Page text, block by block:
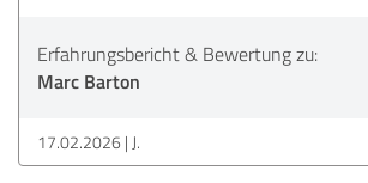
Erfahrungsbericht & Bewertung zu:
Marc Barton
17.02.2026 J.